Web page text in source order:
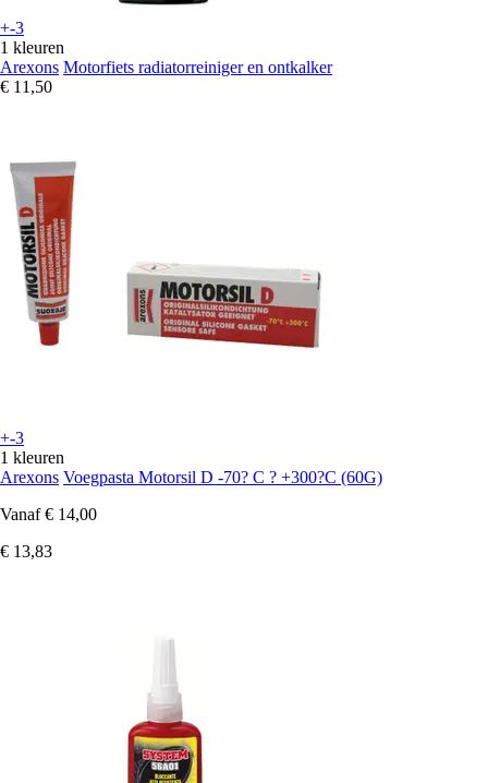
+-3
1 kleuren
Arexons Motorfiets radiatorreiniger en ontkalker
€ 11,50
+-3
1 kleuren
Arexons Voegpasta Motorsil D -70? C ? +300?C (60G)
Vanaf € 14,00
€ 13,83